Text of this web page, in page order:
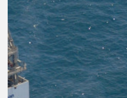
เพล
ย์
ลิ
สต์
ของ
คุณ